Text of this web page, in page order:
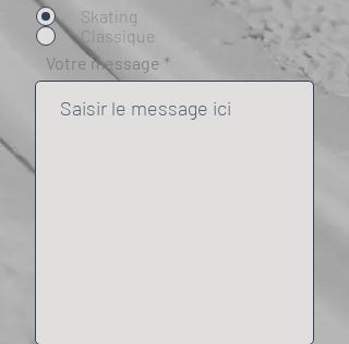
Skating
Classique
Votre message